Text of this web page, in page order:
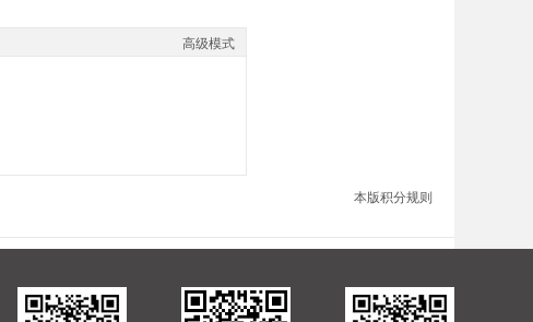
高级模式
本版积分规则